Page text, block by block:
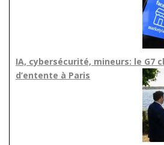
IA, cybersécurité, mineurs: le G7
d’entente à Paris